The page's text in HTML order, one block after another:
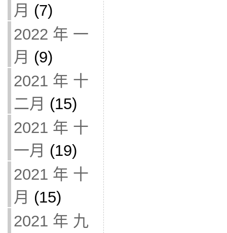
月 (7)
2022 年 一
月 (9)
2021 年 十
二月 (15)
2021 年 十
一月 (19)
2021 年 十
月 (15)
2021 年 九